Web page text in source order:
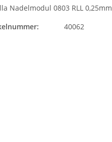
Nadelmodul 0803 RLL 0,25mm
40062